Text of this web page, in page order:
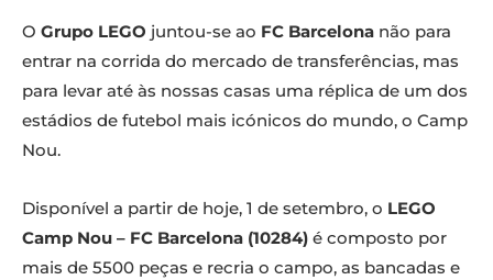
O Grupo LEGO juntou-se ao FC Barcelona não para
entrar na corrida do mercado de transferências, mas
para levar até às nossas casas uma réplica de um dos
estádios de futebol mais icónicos do mundo, o Camp
Nou.
Disponível a partir de hoje, 1 de setembro, o LEGO
Camp Nou – FC Barcelona (10284) é composto por
mais de 5500 peças e recria o campo, as bancadas e